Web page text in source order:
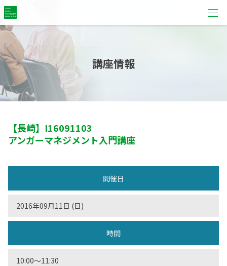
講座情報
【長崎】 I16091103
アンガーマネジメント入門講座
開催日
2016年09月11日 (日)
時間
10:00〜11:30